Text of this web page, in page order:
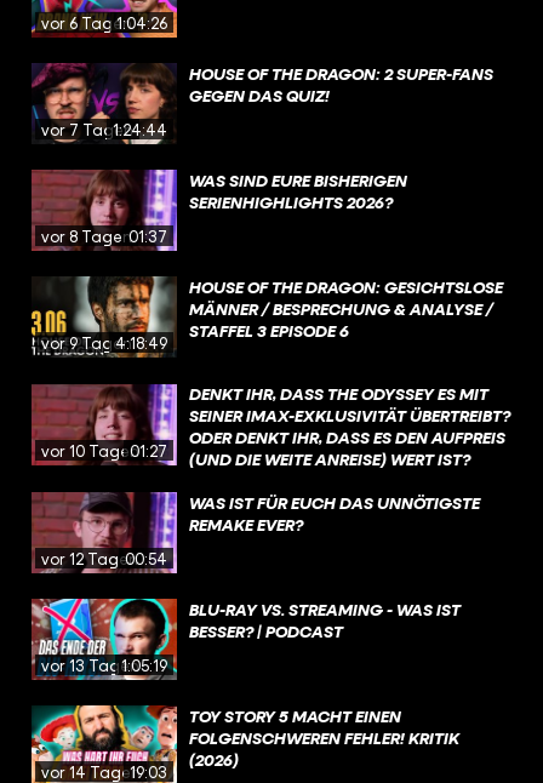
vor 6 Tagen1:04:26
vor 7 Tagen1:24:44
HOUSE OF THE DRAGON: 2 SUPER-FANS
GEGEN DAS QUIZ!
vor 8 Tagen01:37
WAS SIND EURE BISHERIGEN
SERIENHIGHLIGHTS 2026?
vor 9 Tagen4:18:49
HOUSE OF THE DRAGON: GESICHTSLOSE
MÄNNER / BESPRECHUNG & ANALYSE /
STAFFEL 3 EPISODE 6
vor 10 Tagen01:27
DENKT IHR, DASS THE ODYSSEY ES MIT
SEINER IMAX-EXKLUSIVITÄT ÜBERTREIBT?
ODER DENKT IHR, DASS ES DEN AUFPREIS
(UND DIE WEITE ANREISE) WERT IST?
vor 12 Tagen00:54
WAS IST FÜR EUCH DAS UNNÖTIGSTE
REMAKE EVER?
vor 13 Tagen1:05:19
BLU-RAY VS. STREAMING - WAS IST
BESSER? | PODCAST
vor 14 Tagen19:03
TOY STORY 5 MACHT EINEN
FOLGENSCHWEREN FEHLER! KRITIK
(2026)